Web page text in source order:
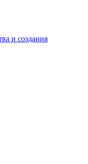
и создания